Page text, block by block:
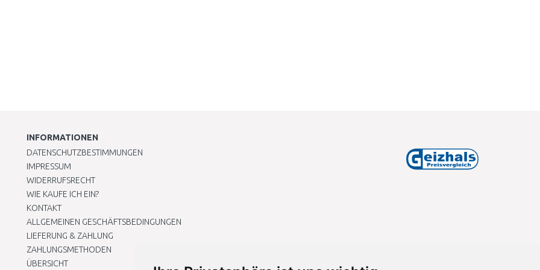
INFORMATIONEN
DATENSCHUTZBESTIMMUNGEN
IMPRESSUM
WIDERRUFSRECHT
WIE KAUFE ICH EIN?
KONTAKT
ALLGEMEINEN GESCHÄFTSBEDINGUNGEN
LIEFERUNG & ZAHLUNG
ZAHLUNGSMETHODEN
ÜBERSICHT